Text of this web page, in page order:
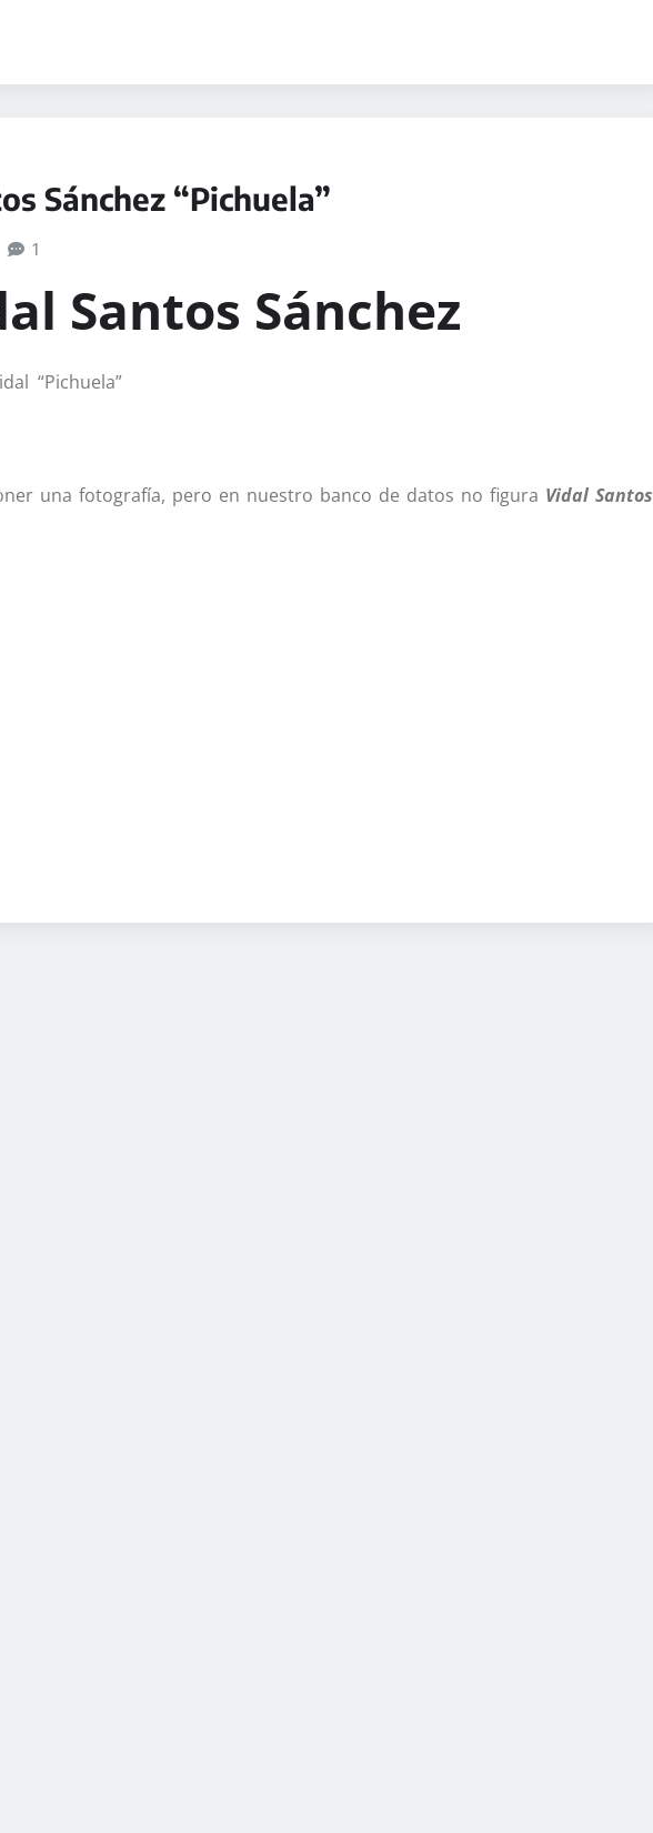
Sánchez “Pichuela”
1
Santos Sánchez
“Pichuela”
una fotografía, pero en nuestro banco de datos no figura Vidal Santos